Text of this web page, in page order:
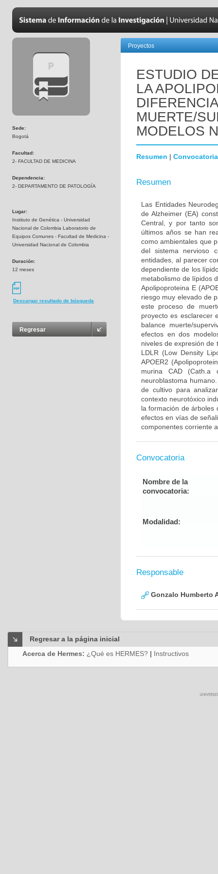
Sede:
Bogotá
Facultad:
2- FACULTAD DE MEDICINA
Dependencia:
2- DEPARTAMENTO DE PATOLOGÍA
Lugar:
Instituto de Genética - Universidad
Nacional de Colombia Laboratorio de
Equipos Comunes - Facultad de Medicina -
Universidad Nacional de Colombia
Duración:
12 meses
Descargar resultado de búsqueda
Regresar
Proyectos
ESTUDIO
LA
MUERTE/
MODELOS
Resumen | Convocatoria
Resumen
Las Entidades
de Alzheimer (EA)
Central, y por tanto
últimos años se han
como ambientales que
del sistema nervioso
entidades, al parecer
dependiente de los
metabolismo de lípidos
Apolipoproteina E
riesgo muy elevado de
este proceso de
proyecto es esclarecer
balance muerte/
efectos en dos
niveles de expresión de
LDLR (Low Density
APOER2
murina CAD (Cath.a
neuroblastoma
de cultivo para
contexto neurotóxico
la formación de árboles
efectos en vías de
componentes corriente
Convocatoria
Nombre de la
convocatoria:
Modalidad:
Responsable
Gonzalo Humberto
Regresar a la página inicial
Acerca de Hermes: ¿Qué es HERMES? | Instructivos